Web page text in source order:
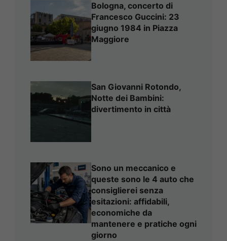
Bologna, concerto di
Francesco Guccini: 23
giugno 1984 in Piazza
Maggiore
San Giovanni Rotondo,
Notte dei Bambini:
divertimento in città
Sono un meccanico e
queste sono le 4 auto che
consiglierei senza
esitazioni: affidabili,
economiche da
mantenere e pratiche ogni
giorno